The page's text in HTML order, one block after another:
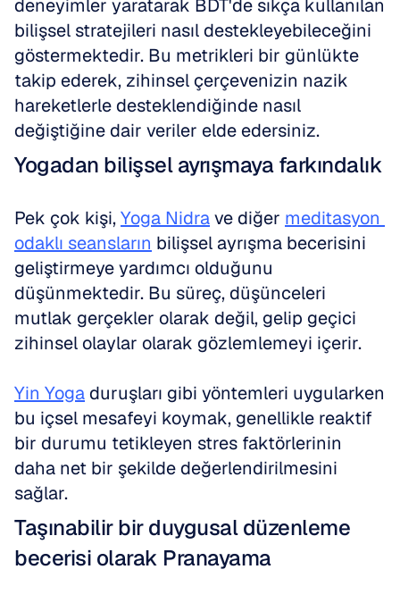
deneyimler yaratarak BDT'de sıkça kullanılan
bilişsel stratejileri nasıl destekleyebileceğini
göstermektedir. Bu metrikleri bir günlükte
takip ederek, zihinsel çerçevenizin nazik
hareketlerle desteklendiğinde nasıl
değiştiğine dair veriler elde edersiniz.
Yogadan bilişsel ayrışmaya farkındalık
Pek çok kişi, Yoga Nidra ve diğer meditasyon
odaklı seansların bilişsel ayrışma becerisini
geliştirmeye yardımcı olduğunu
düşünmektedir. Bu süreç, düşünceleri
mutlak gerçekler olarak değil, gelip geçici
zihinsel olaylar olarak gözlemlemeyi içerir.
Yin Yoga duruşları gibi yöntemleri uygularken
bu içsel mesafeyi koymak, genellikle reaktif
bir durumu tetikleyen stres faktörlerinin
daha net bir şekilde değerlendirilmesini
sağlar.
Taşınabilir bir duygusal düzenleme
becerisi olarak Pranayama